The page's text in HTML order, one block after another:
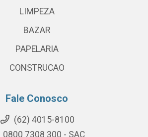
LIMPEZA
BAZAR
PAPELARIA
CONSTRUCAO
Fale Conosco
(62) 4015-8100
0800 7308 300 - SAC